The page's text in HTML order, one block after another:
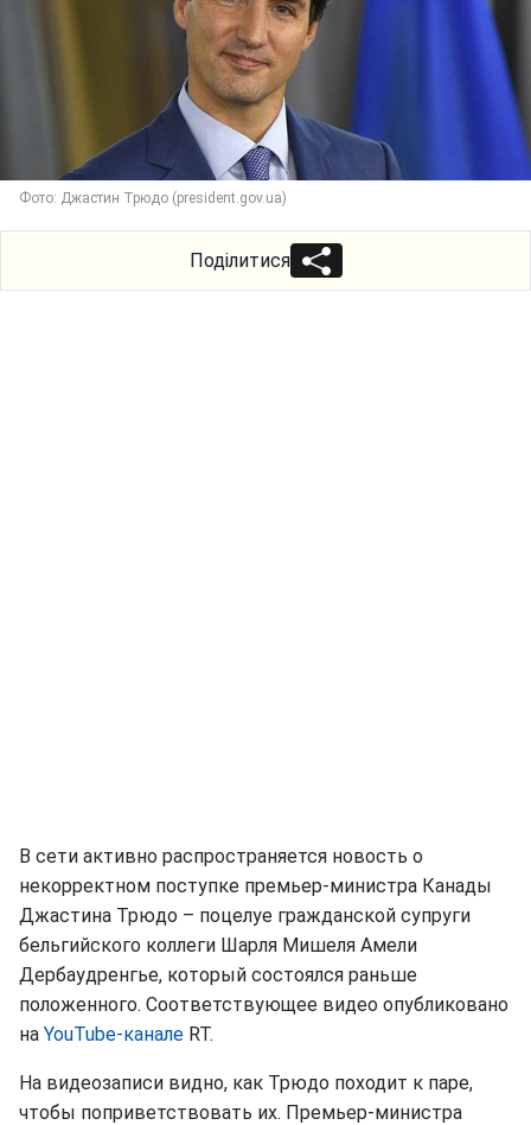
Фото: Джастин Трюдо (president.gov.ua)
Поділитися
В сети активно распространяется новость о
некорректном поступке премьер-министра Канады
Джастина Трюдо – поцелуе гражданской супруги
бельгийского коллеги Шарля Мишеля Амели
Дербаудренгье, который состоялся раньше
положенного. Соответствующее видео опубликовано
на YouTube-канале RT.
На видеозаписи видно, как Трюдо походит к паре,
чтобы поприветствовать их. Премьер-министра